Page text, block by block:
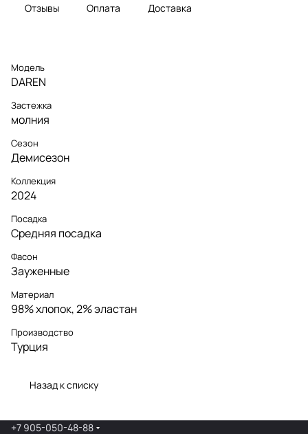
Отзывы Оплата Доставка
Модель
DAREN
Застежка
молния
Сезон
Демисезон
Коллекция
2024
Посадка
Средняя посадка
Фасон
Зауженные
Материал
98% хлопок, 2% эластан
Производство
Турция
Назад к списку
+7 905-050-48-88